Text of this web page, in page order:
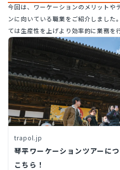
う。
今回は、ワーケーションのメリットや
ンに向いている職業をご紹介しました
ては生産性を上げより効率的に業務を
trapol.jp
琴平ワーケーションツアーに
こちら！